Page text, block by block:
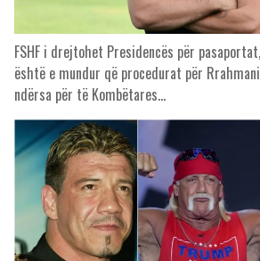
FSHF i drejtohet Presidencës për
është e mundur që procedurat për
ndërsa për të Kombëtares…